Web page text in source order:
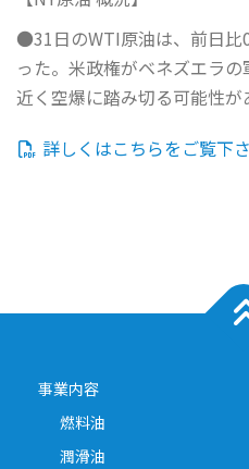
●31日のWTI原油は、前日比
った。米政権がベネズエラの
近く空爆に踏み切る可能性
詳しくはこちらをご覧下
事業内容
燃料油
潤滑油